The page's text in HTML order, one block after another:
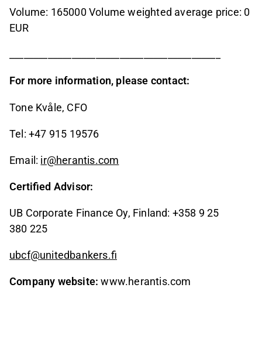
Volume: 165000 Volume weighted average price: 0
EUR
For more information, please contact:
Tone Kvåle, CFO
Tel: +47 915 19576
Email: ir@herantis.com
Certified Advisor:
UB Corporate Finance Oy, Finland: +358 9 25
380 225
ubcf@unitedbankers.fi
Company website:www.herantis.com